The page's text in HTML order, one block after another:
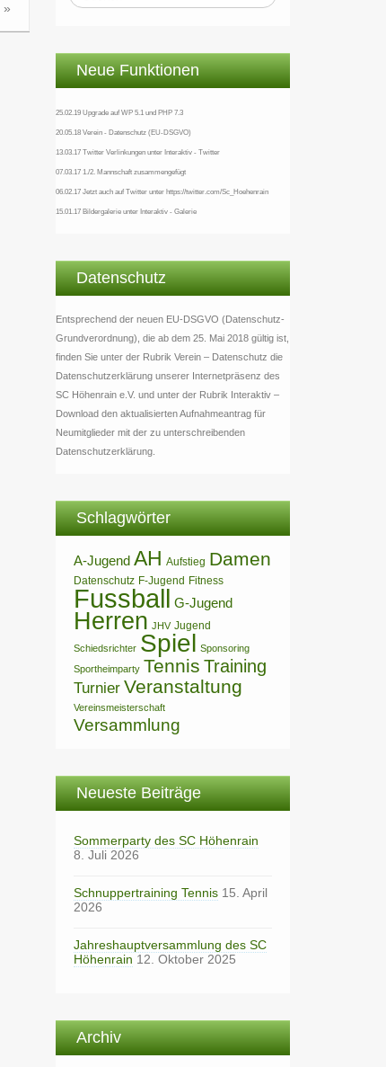
»
Neue Funktionen
25.02.19 Upgrade auf WP 5.1 und PHP 7.3
20.05.18 Verein - Datenschutz (EU-DSGVO)
13.03.17 Twitter Verlinkungen unter Interaktiv - Twitter
07.03.17 1./2. Mannschaft zusammengefügt
06.02.17 Jetzt auch auf Twitter unter https://twitter.com/Sc_Hoehenrain
15.01.17 Bildergalerie unter Interaktiv - Galerie
Datenschutz
Entsprechend der neuen EU-DSGVO (Datenschutz-
Grundverordnung), die ab dem 25. Mai 2018 gültig ist,
finden Sie unter der Rubrik Verein – Datenschutz die
Datenschutzerklärung unserer Internetpräsenz des
SC Höhenrain e.V. und unter der Rubrik Interaktiv –
Download den aktualisierten Aufnahmeantrag für
Neumitglieder mit der zu unterschreibenden
Datenschutzerklärung.
Schlagwörter
A-Jugend AH Aufstieg Damen
Datenschutz F-Jugend Fitness
Fussball G-Jugend
Herren JHV Jugend
Schiedsrichter Spiel Sponsoring
Sportheimparty Tennis Training
Turnier Veranstaltung
Vereinsmeisterschaft
Versammlung
Neueste Beiträge
Sommerparty des SC Höhenrain
8. Juli 2026
Schnuppertraining Tennis 15. April
2026
Jahreshauptversammlung des SC
Höhenrain 12. Oktober 2025
Archiv